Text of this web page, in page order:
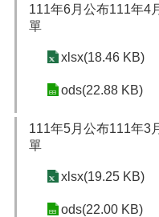
111年6月公布111年4
單
xlsx(18.46 KB)
ods(22.88 KB)
111年5月公布111年3
單
xlsx(19.25 KB)
ods(22.00 KB)